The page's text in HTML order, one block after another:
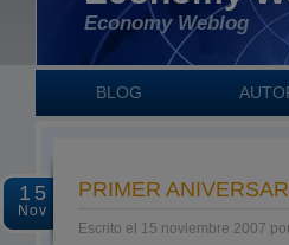
Economy Weblog
BLOG
15
Nov
PRIMER
Escrito el 15 noviembre 2007